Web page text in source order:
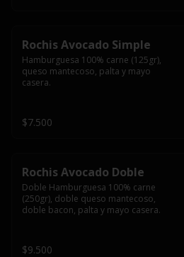
Rochis Avocado Simple
Hamburguesa 100% carne (125gr),
queso mantecoso, palta y mayo
casera.
$7.500
Rochis Avocado Doble
Doble Hamburguesa 100% carne
(250gr), doble queso mantecoso,
doble bacon, palta y mayo casera.
$9.500